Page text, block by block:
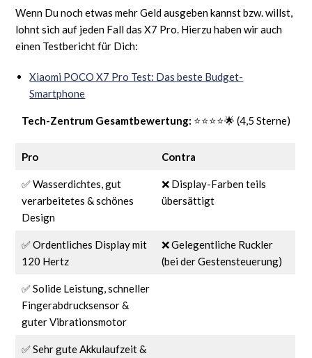
Wenn Du noch etwas mehr Geld ausgeben kannst bzw. willst,
lohnt sich auf jeden Fall das X7 Pro. Hierzu haben wir auch
einen Testbericht für Dich:
Xiaomi POCO X7 Pro Test: Das beste Budget-
Smartphone
Tech-Zentrum Gesamtbewertung: ⭐⭐⭐⭐🌟 (4,5 Sterne)
Pro Contra
✅ Wasserdichtes, gut
verarbeitetes & schönes
Design
❌ Display-Farben teils
übersättigt
✅ Ordentliches Display mit
120 Hertz
❌ Gelegentliche Ruckler
(bei der Gestensteuerung)
✅ Solide Leistung, schneller
Fingerabdrucksensor &
guter Vibrationsmotor
✅ Sehr gute Akkulaufzeit &